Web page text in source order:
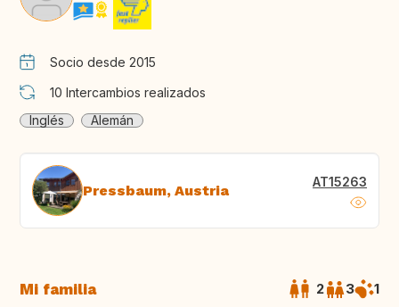
Socio desde 2015
10 Intercambios realizados
Inglés
Alemán
Pressbaum, Austria AT15263
Mi familia 2 3 1